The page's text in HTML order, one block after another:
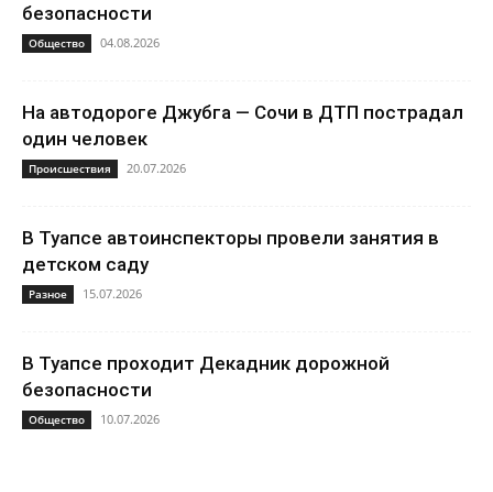
безопасности
Общество 04.08.2026
На автодороге Джубга — Сочи в ДТП пострадал
один человек
Происшествия 20.07.2026
В Туапсе автоинспекторы провели занятия в
детском саду
Разное 15.07.2026
В Туапсе проходит Декадник дорожной
безопасности
Общество 10.07.2026